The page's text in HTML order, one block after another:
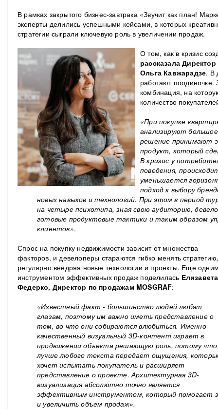
В рамках закрытого бизнес-завтрака «Звучит как план!
эксперты делились успешными кейсами, в которых
стратегии сыграли ключевую роль в увеличении продаж.
О том, как в кризис
рассказала
Ольга Кавжарадзе. В
работают
комбинация, на
количество
«При покупке
анализируют
решение принимают
продукт, который
В кризис у
поведения,
уменьшается
подход к выбору
новых навыков и технологий. При этом в период
на четыре психотипа, зная свою аудиторию,
готовые продуктовые тактики и таким образом
клиентов».
Спрос на покупку недвижимости зависит от множества
факторов, и девелоперы стараются гибко менять
регулярно внедряя новые технологии и проекты. Еще
инструментом эффективных продаж поделилась Елизавета
Федерко, Директор по продажам MOSGRAF:
«Известный факт - большинство людей любят
глазам, поэтому им важно иметь представление о
том, во что они собираются влюбиться. Именно
качественный визуальный 3D-контент играет в
продвижении объекта решающую роль, потому что
лучше любого текста передает ощущения,
хочет испытать покупатель и расширяет
представление о проекте. Архитектурная 3D-
визуализация абсолютно точно является
эффективным инструментом, который помогает
и увеличить объем продаж».